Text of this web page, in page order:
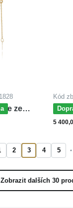
ze
Kód
5
2 3 4 5
Zobrazit dalších 30